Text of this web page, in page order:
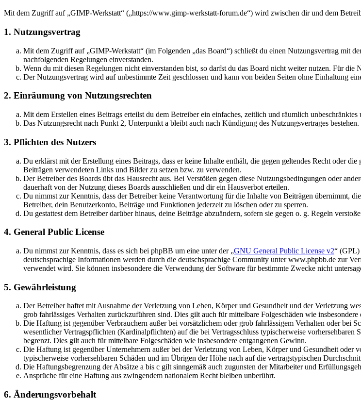
Mit dem Zugriff auf „GIMP-Werkstatt“ („https://www.gimp-werkstatt-forum.de“) wird zwischen dir und dem
1. Nutzungsvertrag
Mit dem Zugriff auf „GIMP-Werkstatt“ (im Folgenden „das Board“) schließt du einen Nutzungsvertrag mit
nachfolgenden Regelungen einverstanden.
Wenn du mit diesen Regelungen nicht einverstanden bist, so darfst du das Board nicht weiter nutzen. Für
Der Nutzungsvertrag wird auf unbestimmte Zeit geschlossen und kann von beiden Seiten ohne Einhaltung
2. Einräumung von Nutzungsrechten
Mit dem Erstellen eines Beitrags erteilst du dem Betreiber ein einfaches, zeitlich und räumlich
Das Nutzungsrecht nach Punkt 2, Unterpunkt a bleibt auch nach Kündigung des Nutzungsvertrages bestehen.
3. Pflichten des Nutzers
Du erklärst mit der Erstellung eines Beitrags, dass er keine Inhalte enthält, die gegen geltendes Recht oder
Beiträgen verwendeten Links und Bilder zu setzen bzw. zu verwenden.
Der Betreiber des Boards übt das Hausrecht aus. Bei Verstößen gegen diese Nutzungsbedingungen oder
dauerhaft von der Nutzung dieses Boards ausschließen und dir ein Hausverbot erteilen.
Du nimmst zur Kenntnis, dass der Betreiber keine Verantwortung für die Inhalte von Beiträgen übernimmt,
Betreiber, dein Benutzerkonto, Beiträge und Funktionen jederzeit zu löschen oder zu sperren.
Du gestattest dem Betreiber darüber hinaus, deine Beiträge abzuändern, sofern sie gegen o. g. Regeln
4. General Public License
Du nimmst zur Kenntnis, dass es sich bei phpBB um eine unter der „GNU General Public License v2“ (GPL)
deutschsprachige Informationen werden durch die deutschsprachige Community unter www.phpbb.de zur
verwendet wird. Sie können insbesondere die Verwendung der Software für bestimmte Zwecke nicht
5. Gewährleistung
Der Betreiber haftet mit Ausnahme der Verletzung von Leben, Körper und Gesundheit und der Verletzung
grob fahrlässiges Verhalten zurückzuführen sind. Dies gilt auch für mittelbare Folgeschäden wie insbesondere
Die Haftung ist gegenüber Verbrauchern außer bei vorsätzlichem oder grob fahrlässigem Verhalten oder bei
wesentlicher Vertragspflichten (Kardinalpflichten) auf die bei Vertragsschluss typischerweise
begrenzt. Dies gilt auch für mittelbare Folgeschäden wie insbesondere entgangenen Gewinn.
Die Haftung ist gegenüber Unternehmern außer bei der Verletzung von Leben, Körper und Gesundheit oder
typischerweise vorhersehbaren Schäden und im Übrigen der Höhe nach auf die vertragstypischen
Die Haftungsbegrenzung der Absätze a bis c gilt sinngemäß auch zugunsten der Mitarbeiter und
Ansprüche für eine Haftung aus zwingendem nationalem Recht bleiben unberührt.
6. Änderungsvorbehalt